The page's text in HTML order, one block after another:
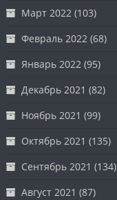
Март 2022 (103)
Февраль 2022 (68)
Январь 2022 (95)
Декабрь 2021 (82)
Ноябрь 2021 (99)
Октябрь 2021 (135)
Сентябрь 2021 (134)
Август 2021 (87)